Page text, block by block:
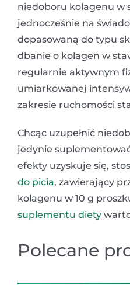
niedoboru kolagenu w
jednocześnie na
dopasowaną do typu
dbanie o kolagen w
regularnie aktywnym
umiarkowanej
zakresie ruchomości
Chcąc uzupełnić
jedynie
efekty uzyskuje się,
do picia, zawierający
kolagenu w 10 g
suplementu diety
Polecane